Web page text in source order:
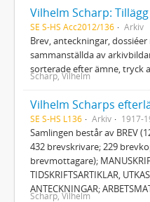
Vilhelm Scharp: Tillägg
SE S-HS Acc2012/136 Arkiv
Brev, anteckningar,
sammanställda av
sorterade efter ämne, tryck
Scharp, Vilhelm
Vilhelm Scharps
SE S-HS L136 Arkiv 1917-
Samlingen består av BREV
432 brevskrivare; 229
brevmottagare);
TIDSKRIFTSARTIKLAR,
ANTECKNINGAR;
Scharp, Vilhelm